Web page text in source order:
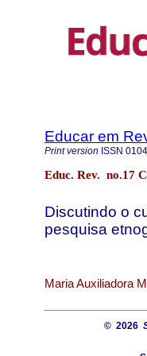
Educar em
Print version ISSN
Educ. Rev. no.17
Discutindo o
pesquisa
Maria Auxiliadora
© 2026